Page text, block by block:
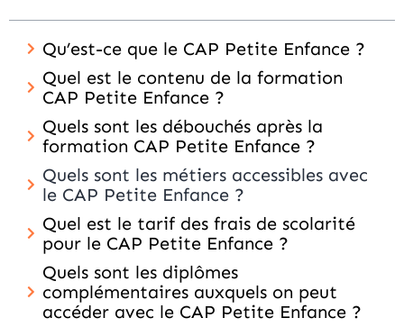
Qu’est-ce que le CAP Petite Enfance ?
Quel est le contenu de la formation
CAP Petite Enfance ?
Quels sont les débouchés après la
formation CAP Petite Enfance ?
Quels sont les métiers accessibles avec
le CAP Petite Enfance ?
Quel est le tarif des frais de scolarité
pour le CAP Petite Enfance ?
Quels sont les diplômes
complémentaires auxquels on peut
accéder avec le CAP Petite Enfance ?